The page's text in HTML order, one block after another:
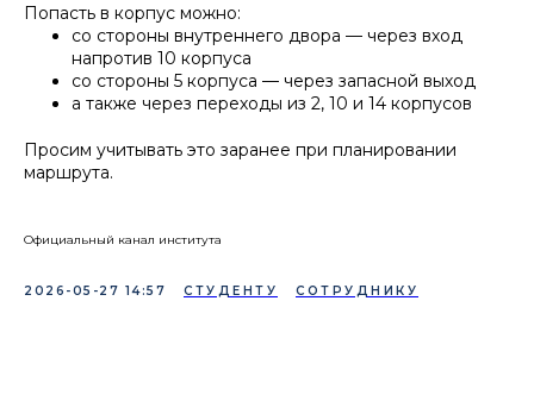
Попасть в корпус можно:
со стороны внутреннего двора — через вход
напротив 10 корпуса
со стороны 5 корпуса — через запасной выход
а также через переходы из 2, 10 и 14 корпусов
Просим учитывать это заранее при планировании
маршрута.
Официальный канал института
2026-05-27 14:57 СТУДЕНТУ СОТРУДНИКУ